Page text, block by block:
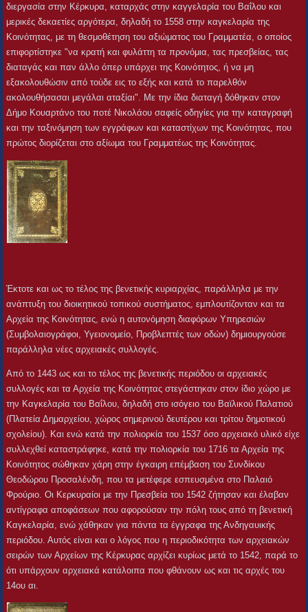
διεργασία στην Κέρκυρα, καταρχάς στην καγγελαρία του Βαΐλου και
μερικές δεκαετίες αργότερα, δηλαδή το 1558 στην καγκελαρία της
Κοινότητας, με τη θεσμοθέτηση του αξιώματος του Γραμματέα, ο οποίος
επιφορτίστηκε "να κρατή και φυλάττη τα προνόμια, τας πρεσβείας, τας
διαταγάς και παν άλλο όπερ υπάρχει της Κοινότητος, ή να μη
εξακολουθώσιν από τούδε εις το εξής και κατά το παρελθόν
ακολουθήσασαι μεγάλαι αταξίαι". Με την ίδια διαταγή δόθηκαν στον
Δήμο Κουαρτάνο του ποτέ Νικολάου σαφείς οδηγίες για την καταγραφή
και την ταξινόμηση των εγγράφων και καταστίχων της Κοινότητας, που
πρώτος διορίζεται στο αξίωμα του Γραμματέως της Κοινότητας.
Έκτοτε και ως το τέλος της βενετικής κυριαρχίας, παράλληλα με την
ανάπτυξη του διοικητικού τοπικού συστήματος, εμπλουτίζονταν και τα
Αρχεία της Κοινότητας, ενώ η αυτονόμηση διαφόρων Υπηρεσιών
(Συμβολαιογράφοι, Υγειονομείο, Προβλεπτές των οδών) δημιουργούσε
παράλληλα νέες αρχειακές συλλογές.
Από το 1443 ως και το τέλος της βενετικής περιόδου οι αρχειακές
συλλογές και τα Αρχεία της Κοινότητας στεγάστηκαν στον ίδιο χώρο με
την Καγκελαρία του Βαΐλου, δηλαδή στο ισόγειο του Βαϊλικού Παλατιού
(Πλατεία Δημαρχείου, χώρος σημερινού δευτέρου και τρίτου δημοτικού
σχολείου). Και ενώ κατά την πολιορκία του 1537 όσο αρχειακό υλικό είχε
συλλεχθεί καταστράφηκε, κατά την πολιορκία του 1716 τα Αρχεία της
Κοινότητος σώθηκαν χάρη στην έγκαιρη επέμβαση του Συνδίκου
Θεοδώρου Προσαλένδη, που τα μετέφερε εσπευσμένα στο Παλαιό
Φρούριο. Οι Κερκυραίοι με την Πρεσβεία του 1542 ζήτησαν και έλαβαν
αντίγραφα αποφάσεων που αφορούσαν την πόλη τους από τη βενετική
Καγκελαρία, ενώ χάθηκαν για πάντα τα έγγραφα της Ανδηγαυικής
περιόδου. Αυτός είναι και ο λόγος που η περιοδικότητα των αρχειακών
σειρών των Αρχείων της Κέρκυρας αρχίζει κυρίως μετά το 1542, παρά το
ότι υπάρχουν αρχειακά κατάλοιπα που φθάνουν ως και τις αρχές του
14ου αι.